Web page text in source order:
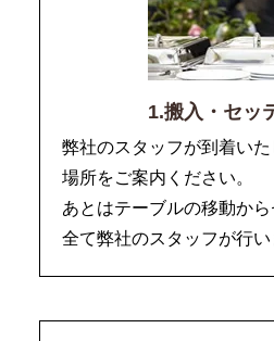
1.搬入・セッ
弊社のスタッフが到着い
場所をご案内ください。
あとはテーブルの移動か
全て弊社のスタッフが行い